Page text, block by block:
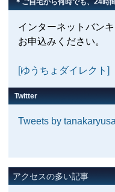
＊ご自宅から何時でも、24時
インターネットバン
お申込みください。
[ゆうちょダイレクト]
Twitter
Tweets by
アクセスの多い記事